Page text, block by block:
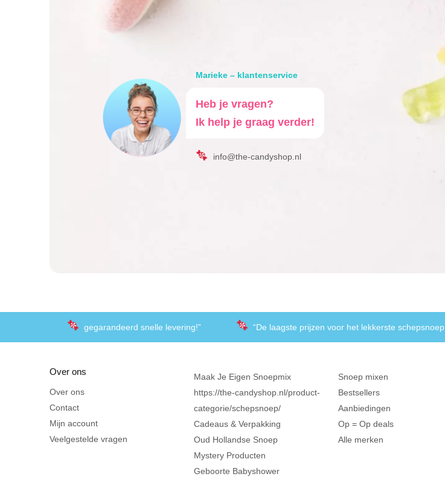
Marieke – klantenservice
Heb je vragen?
Ik help je graag verder!
info@the-candyshop.nl
gegarandeerd snelle levering!” “De laagste prijzen voor het lekkerste schepsnoep
Over ons
Over ons
Contact
Mijn account
Veelgestelde vragen
Maak Je Eigen Snoepmix
https://the-candyshop.nl/product-
categorie/schepsnoep/
Cadeaus & Verpakking
Oud Hollandse Snoep
Mystery Producten
Geboorte Babyshower
Snoep mixen
Bestsellers
Aanbiedingen
Op = Op deals
Alle merken